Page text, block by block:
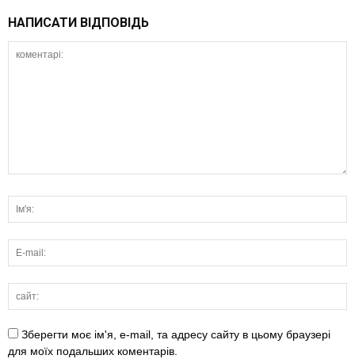
НАПИСАТИ ВІДПОВІДЬ
Зберегти моє ім'я, e-mail, та адресу сайту в цьому браузері
для моїх подальших коментарів.